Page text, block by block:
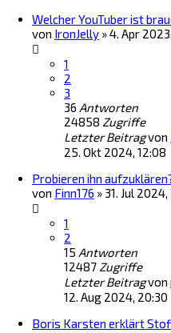
Welcher YouTuber ist
von IronJelly »4. Apr
1
2
3
36 Antworten
24858 Zugriffe
Letzter Beitragvon
25. Okt 2024, 12:08
Probieren ihn
von Finn176 » 31. Jul 2024,
1
2
15 Antworten
12487 Zugriffe
Letzter Beitragvon
12. Aug 2024, 20:30
Boris Karsten erklärt